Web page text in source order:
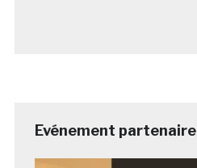
Evénement partenaire